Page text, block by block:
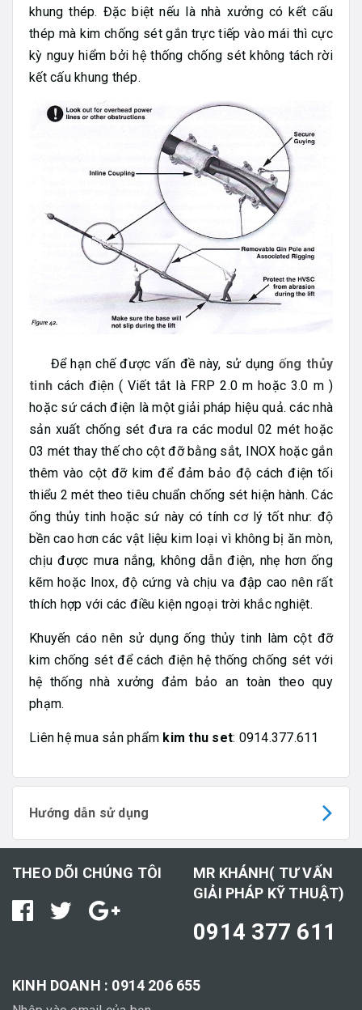
khung thép. Đặc biệt nếu là nhà xưởng có kết cấu
thép mà kim chống sét gắn trực tiếp vào mái thì cực
kỳ nguy hiểm bởi hệ thống chống sét không tách rời
kết cấu khung thép.
Để hạn chế được vấn đề này, sử dụng ống thủy
tinh cách điện ( Viết tắt là FRP 2.0 m hoặc 3.0 m )
hoặc sứ cách điện là một giải pháp hiệu quả. các nhà
sản xuất chống sét đưa ra các modul 02 mét hoặc
03 mét thay thế cho cột đỡ bằng sắt, INOX hoặc gắn
thêm vào cột đỡ kim để đảm bảo độ cách điện tối
thiểu 2 mét theo tiêu chuẩn chống sét hiện hành. Các
ống thủy tinh hoặc sứ này có tính cơ lý tốt như: độ
bền cao hơn các vật liệu kim loại vì không bị ăn mòn,
chịu được mưa nắng, không dẫn điện, nhẹ hơn ống
kẽm hoặc Inox, độ cứng và chịu va đập cao nên rất
thích hợp với các điều kiện ngoại trời khắc nghiệt.
Khuyến cáo nên sử dụng ống thủy tinh làm cột đỡ
kim chống sét để cách điện hệ thống chống sét với
hệ thống nhà xưởng đảm bảo an toàn theo quy
phạm.
Liên hệ mua sản phẩm kim thu set: 0914.377.611
Hướng dẫn sử dụng
THEO DÕI CHÚNG TÔI
MR KHÁNH( TƯ VẤN
GIẢI PHÁP KỸ THUẬT)
0914 377 611
KINH DOANH : 0914 206 655